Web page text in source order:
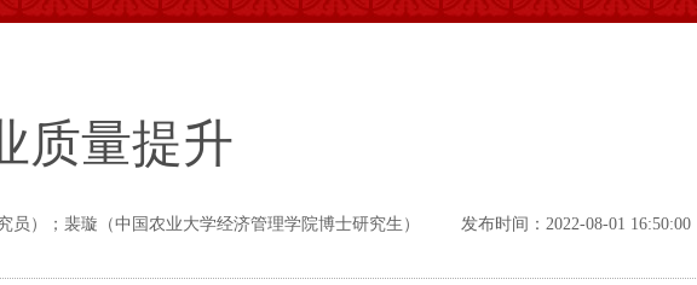
质量提升
）；裴璇（中国农业大学经济管理学院博士研究生） 发布时间：2022-08-01 16:50:00